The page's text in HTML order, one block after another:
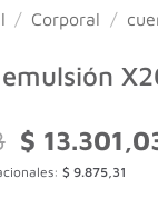
/ Corporal /
El
precio
original
$
$ 9.875,31